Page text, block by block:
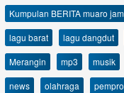
Kumpulan BERITA muaro
lagu barat
lagu dangdut
Merangin
mp3 musik
news
olahraga